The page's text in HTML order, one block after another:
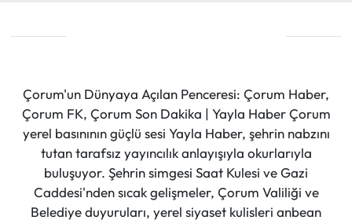
Çorum'un Dünyaya Açılan Penceresi: Çorum Haber,
Çorum FK, Çorum Son Dakika | Yayla Haber Çorum
yerel basınının güçlü sesi Yayla Haber, şehrin nabzını
tutan tarafsız yayıncılık anlayışıyla okurlarıyla
buluşuyor. Şehrin simgesi Saat Kulesi ve Gazi
Caddesi'nden sıcak gelişmeler, Çorum Valiliği ve
Belediye duyuruları, yerel siyaset kulisleri anbean